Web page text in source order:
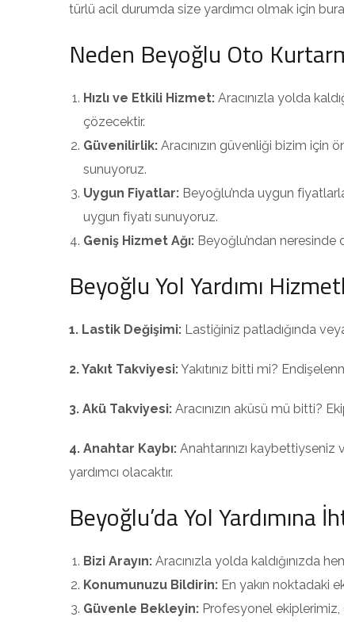
türlü acil durumda size yardımcı olmak için
Neden Beyoğlu Oto
Hızlı ve Etkili Hizmet: Aracınızla yolda
çözecektir.
Güvenilirlik: Aracınızın güvenliği bizim için
sunuyoruz.
Uygun Fiyatlar: Beyoğlu’nda uygun
uygun fiyatı sunuyoruz.
Geniş Hizmet Ağı: Beyoğlu’ndan neresinde
Beyoğlu Yol Yardımı
1. Lastik Değişimi: Lastiğiniz patladığında
2. Yakıt Takviyesi:Yakıtınız bitti mi?
3. Akü Takviyesi: Aracınızın aküsü mü bitti?
4. Anahtar Kaybı: Anahtarınızı
yardımcı olacaktır.
Beyoğlu’da Yol Yardımına
Bizi Arayın: Aracınızla yolda kaldığınızda
Konumunuzu Bildirin: En yakın noktadaki
Güvenle Bekleyin: Profesyonel ekiplerimiz,